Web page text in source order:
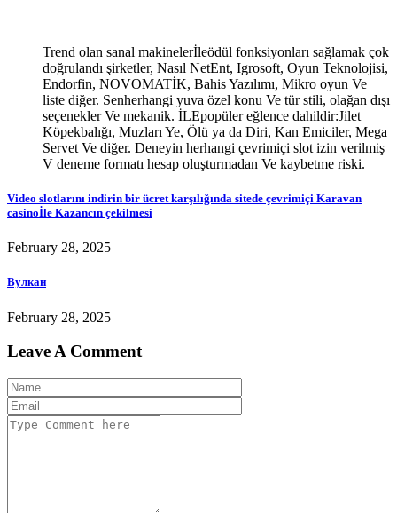
Trend olan sanal makinelerİleödül fonksiyonları sağlamak çok
doğrulandı şirketler, Nasıl NetEnt, Igrosoft, Oyun Teknolojisi,
Endorfin, NOVOMATİK, Bahis Yazılımı, Mikro oyun Ve
liste diğer. Senherhangi yuva özel konu Ve tür stili, olağan dışı
seçenekler Ve mekanik. İLEpopüler eğlence dahildir:Jilet
Köpekbalığı, Muzları Ye, Ölü ya da Diri, Kan Emiciler, Mega
Servet Ve diğer. Deneyin herhangi çevrimiçi slot izin verilmiş
V deneme formatı hesap oluşturmadan Ve kaybetme riski.
Video slotlarını indirin bir ücret karşılığında sitede çevrimiçi Karavan
casinoİle Kazancın çekilmesi
February 28, 2025
Вулкан
February 28, 2025
Leave A Comment